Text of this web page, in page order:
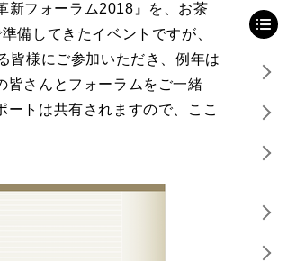
新フォーラム2018』を、お茶
備してきたイベントですが、
皆様にご参加いただき、例年は
皆さんとフォーラムをご一緒
トは共有されますので、ここ